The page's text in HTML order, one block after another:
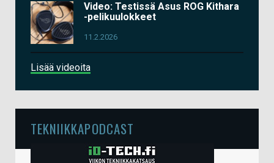
Video: Testissä Asus ROG Kithara
-pelikuulokkeet
11.2.2026
Lisää videoita
TEKNIIKKAPODCAST